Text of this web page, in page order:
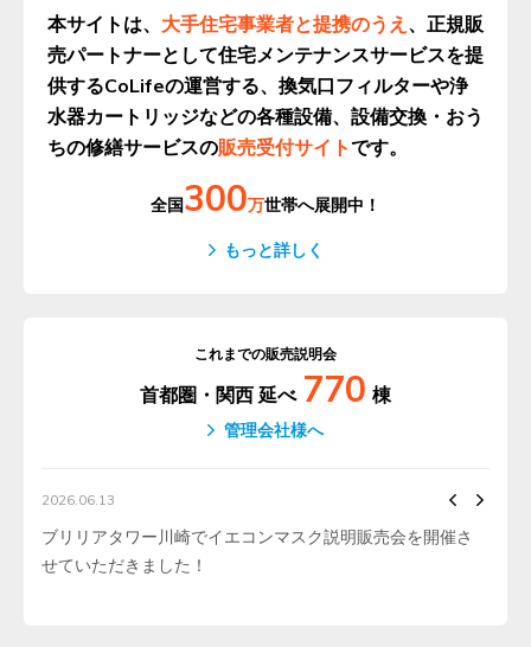
本サイトは、 大手住宅事業者と提携のうえ 、正規販
売パートナーとして住宅メンテナンスサービスを提
供するCoLifeの運営する、 換気口フィルターや浄
水器カートリッジなどの各種設備、 設備交換・おう
ちの修繕サービスの販売受付サイトです。
全国300万世帯へ展開中！
もっと詳しく
これまでの販売説明会
首都圏・関西 延べ 770 棟
管理会社様へ
2026.06.13
ブリリアタワー川崎でイエコンマスク説明販売会を開催さ
せていただきました！